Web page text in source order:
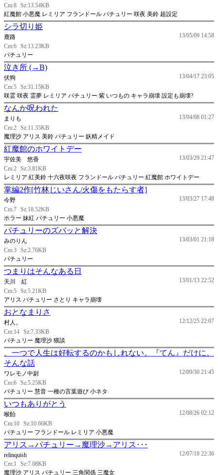
Cm:8 Sz:13.54KB
紅魔館 小悪魔 レミリア フランドール パチュリー 咲夜 美鈴 超設定
シラ切り姫
13/05/09 14:58
鹿路
Cm:6 Sz:13.23KB
パチュリー
泣き所 (→B)
13/04/17 23:05
伏狗
Cm:5 Sz:31.15KB
咲霊 咲夜 霊夢 レミリア パチュリー 紫 いつもの キャラ崩壊 設定も崩壊?
なんか呪われた
13/04/08 01:27
まりも
Cm:2 Sz:11.35KB
魔理沙 アリス 美鈴 パチュリー 妖精メイド
紅魔館のホワイトデー
13/03/29 21:47
宇佐美 悠香
Cm:2 Sz:3.81KB
レミリア 紅美鈴 十六夜咲夜 フランドール パチュリー 紅魔館 ホワイトデー
掌編2作[竹林じいさん/火傷をもたらす者]
13/03/27 17:48
今野
Cm:7 Sz:18.52KB
ホラー 妹紅 パチュリー 小悪魔
パチュリーのズバッと解決
13/03/01 21:18
みのりん
Cm:3 Sz:2.76KB
パチュリー
つまりはそんなある日
13/01/13 22:52
天川 紅
Cm:5 Sz:5.21KB
アリス パチュリー さとり キャラ崩壊
おとなまりさ
12/12/25 22:07
村人。
Cm:14 Sz:7.33KB
パチュリー 魔理沙 猥談
、一つで人生は好転するのかもしれない。『てん』だけに。
そんな話
12/09/30 21:45
ワレモノ中尉
Cm:6 Sz:5.25KB
パチュリー 慧音 一種の言葉遊び 小ネタ
いつもありがとう
12/08/26 02:12
喉飴
Cm:10 Sz:10.66KB
パチュリー フランドール レミリア 小悪魔
アリス→パチュリー→魔理沙→アリス･･･
12/07/18 22:36
relinquish
Cm:1
Sz:7.08KB
魔理沙 アリス パチュリー 三角関係 三魔女